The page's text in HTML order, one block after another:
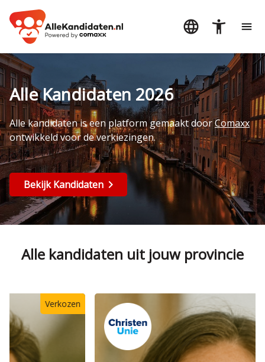
Alle Kandidaten 2026
Alle kandidaten is een platform gemaakt doorComaxx
ontwikkeld voor de verkiezingen.
Bekijk Kandidaten
Alle kandidaten uit jouw provincie
Verkozen